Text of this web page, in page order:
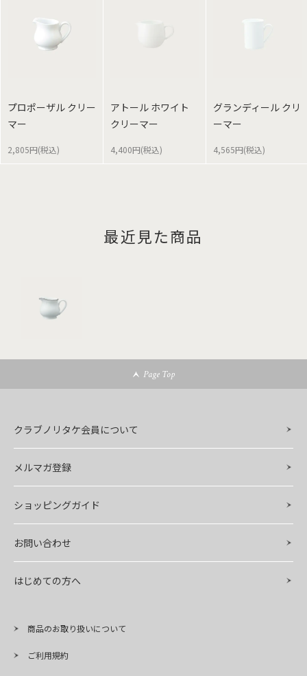
プロポーザル クリー
マー
2,805円(税込)
アトール ホワイト
クリーマー
4,400円(税込)
グランディール クリ
ーマー
4,565円(税込)
最近見た商品
Page Top
クラブノリタケ会員について
メルマガ登録
ショッピングガイド
お問い合わせ
はじめての方へ
商品のお取り扱いについて
ご利用規約